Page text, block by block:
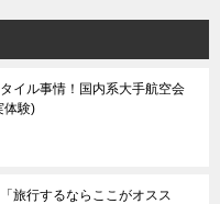
イル事情！国内系大手航空会
体験)
旅行するならここがオスス